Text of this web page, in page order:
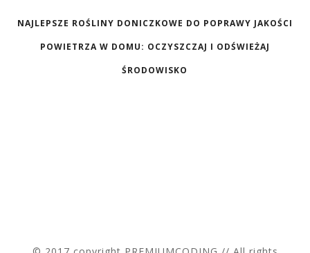
NAJLEPSZE ROŚLINY DONICZKOWE DO POPRAWY JAKOŚCI
POWIETRZA W DOMU: OCZYSZCZAJ I ODŚWIEŻAJ
ŚRODOWISKO